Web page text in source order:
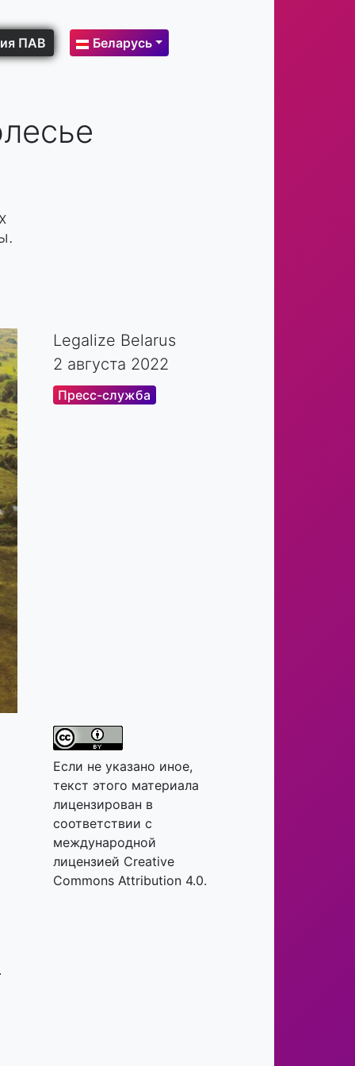
ПАВ Беларусь
Legalize Belarus
2 августа 2022
Пресс-служба
Если не указано иное,
текст этого материала
лицензирован в
соответствии с
международной
лицензией Creative
Commons Attribution 4.0.